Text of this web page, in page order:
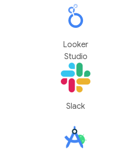
Looker
Studio
Slack